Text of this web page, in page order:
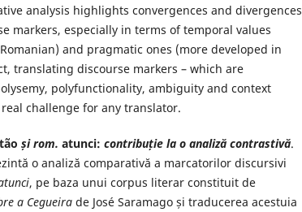
analysis highlights convergences and divergences
markers, especially in terms of temporal values
and pragmatic ones (more developed in
translating discourse markers – which are
polyfunctionality, ambiguity and context
challenge for any translator.
și rom. atunci: contribuție la o analiză contrastivă.
o analiză comparativă a marcatorilor discursivi
, pe baza unui corpus literar constituit de
a Cegueira de José Saramago și traducerea acestuia